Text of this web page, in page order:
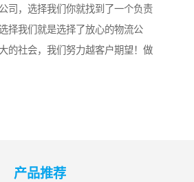
司，选择我们你就找到了一个负责
择我们就是选择了放心的物流公
的社会，我们努力越客户期望！做
产品推荐